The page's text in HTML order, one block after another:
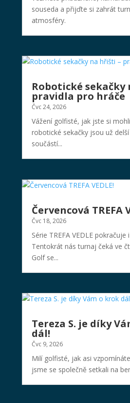
souseda a přijďte si zahrát
atmosféry.
Robotické sekačky
pravidla pro hráče
Čvc 24, 2026
Vážení golfisté, jak jste si
robotické sekačky jsou už
součástí...
Červencová TREFA
Čvc 18, 2026
Série TREFA VEDLE pokračuje
Tentokrát nás turnaj čeká ve
Golf se...
Tereza S. je díky
dál!
Čvc 9, 2026
Milí golfisté, jak asi
jsme se společně setkali na